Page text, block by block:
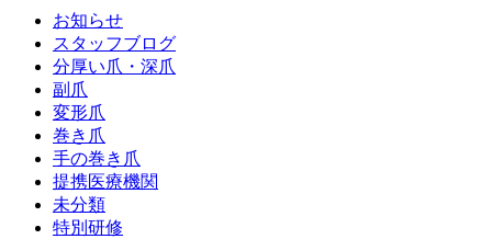
お知らせ
スタッフブログ
分厚い爪・深爪
副爪
変形爪
巻き爪
手の巻き爪
提携医療機関
未分類
特別研修